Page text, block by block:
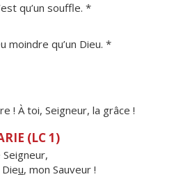
qu’un souffle. *
moindre qu’un Dieu. *
! À toi, Seigneur, la grâce !
(LC 1)
u, mon Sauveur !